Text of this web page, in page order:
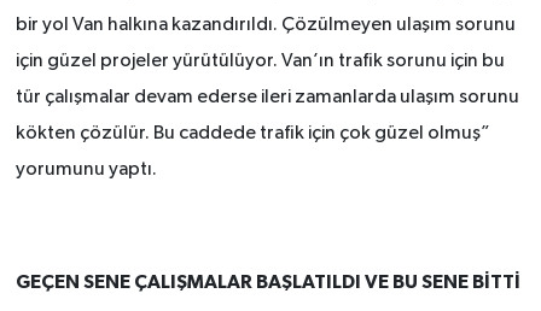
bir yol Van halkına kazandırıldı. Çözülmeyen ulaşım sorunu
için güzel projeler yürütülüyor. Van’ın trafik sorunu için bu
tür çalışmalar devam ederse ileri zamanlarda ulaşım sorunu
kökten çözülür. Bu caddede trafik için çok güzel olmuş”
yorumunu yaptı.
GEÇEN SENE ÇALIŞMALAR BAŞLATILDI VE BU SENE BİTTİ